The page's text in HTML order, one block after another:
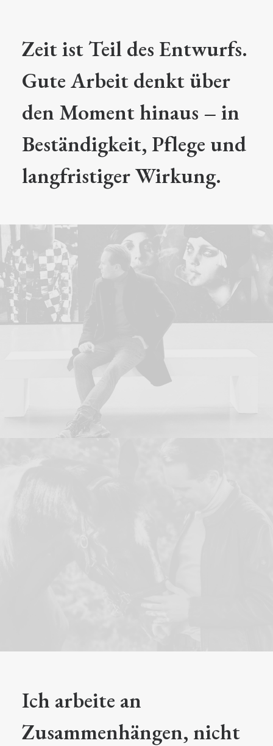
Zeit ist Teil des Entwurfs.
Gute Arbeit denkt über
den Moment hinaus – in
Beständigkeit, Pflege und
langfristiger Wirkung.
Ich arbeite an
Zusammenhängen, nicht